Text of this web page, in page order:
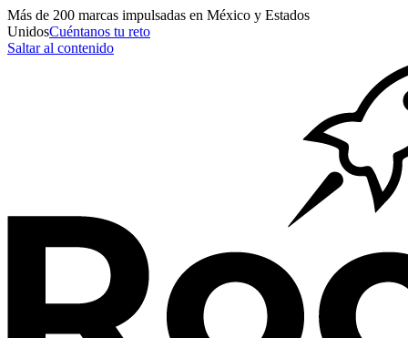
Más de 200 marcas impulsadas en México y Estados
UnidosCuéntanos tu reto
Saltar al contenido